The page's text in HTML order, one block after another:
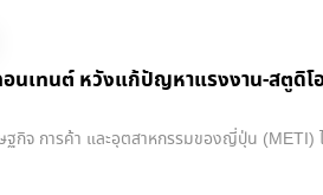
นเทนต์ หวังแก้ปัญหาแรงงาน-สตูดิโ
ษฐกิจ การค้า และอุตสาหกรรมของญี่ปุ่น